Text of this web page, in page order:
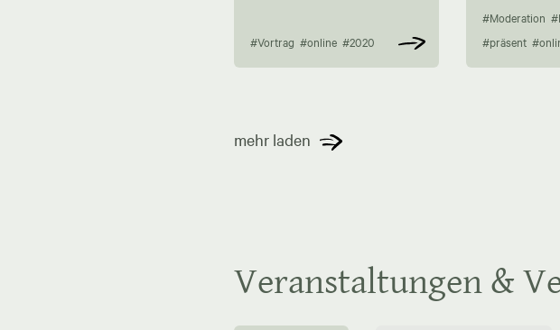
#Vortrag #online #2020
#Moderation
#präsent
mehr laden
Veranstaltungen &